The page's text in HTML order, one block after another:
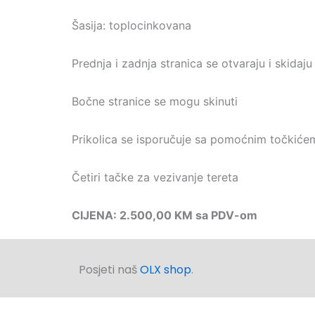
Šasija: toplocinkovana
Prednja i zadnja stranica se otvaraju i skidaju
Bočne stranice se mogu skinuti
Prikolica se isporučuje sa pomoćnim
Četiri tačke za vezivanje tereta
CIJENA: 2.500,00 KM sa PDV-om
Posjeti našOLX shop.